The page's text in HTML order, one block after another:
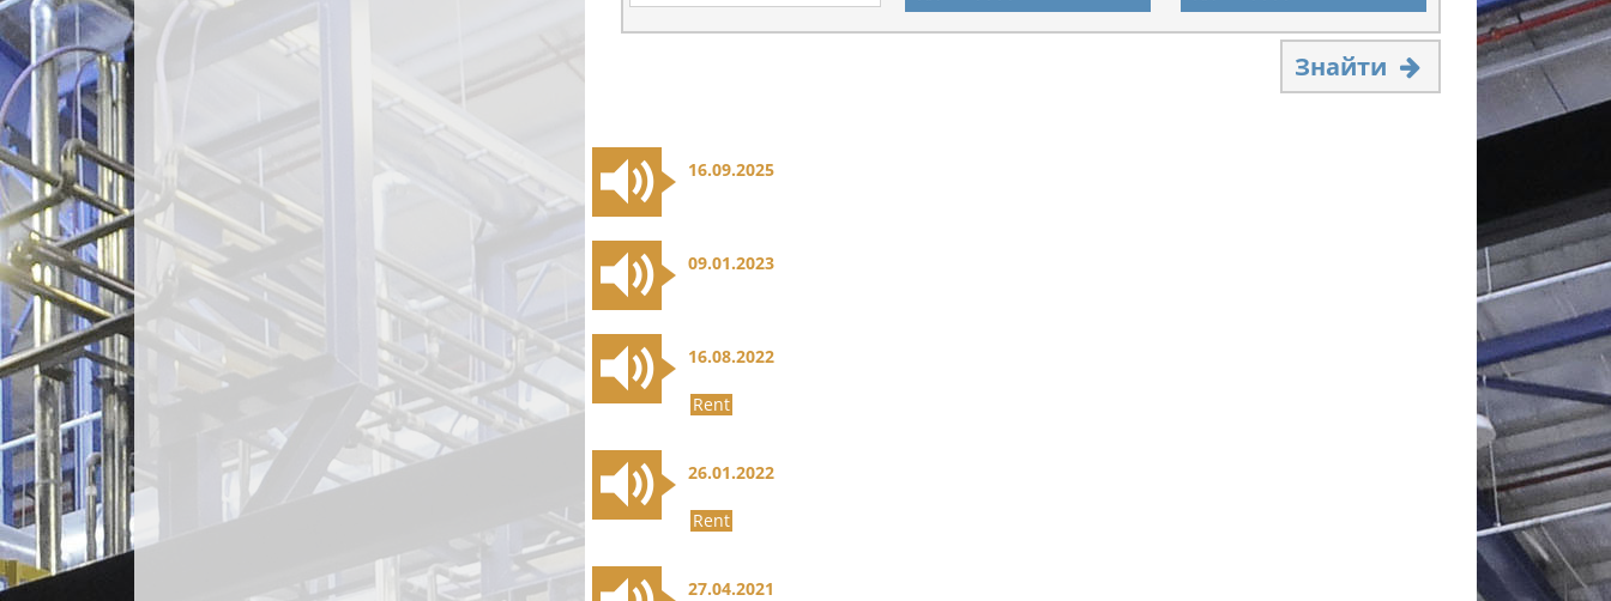
Знайти
16.09.2025
09.01.2023
16.08.2022
Rent
26.01.2022
Rent
27.04.2021